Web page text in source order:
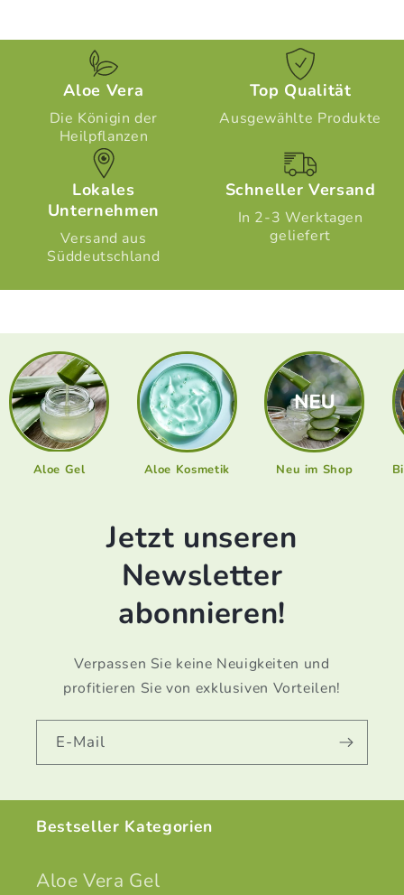
Aloe Vera
Die Königin der
Heilpflanzen
Top Qualität
Ausgewählte Produkte
Lokales
Unternehmen
Versand aus
Süddeutschland
Schneller Versand
In 2-3 Werktagen
geliefert
Aloe Gel Aloe Kosmetik Neu im Shop
Jetzt unseren
Newsletter
abonnieren!
Verpassen Sie keine Neuigkeiten und
profitieren Sie von exklusiven Vorteilen!
E-Mail
Bestseller Kategorien
Aloe Vera Gel